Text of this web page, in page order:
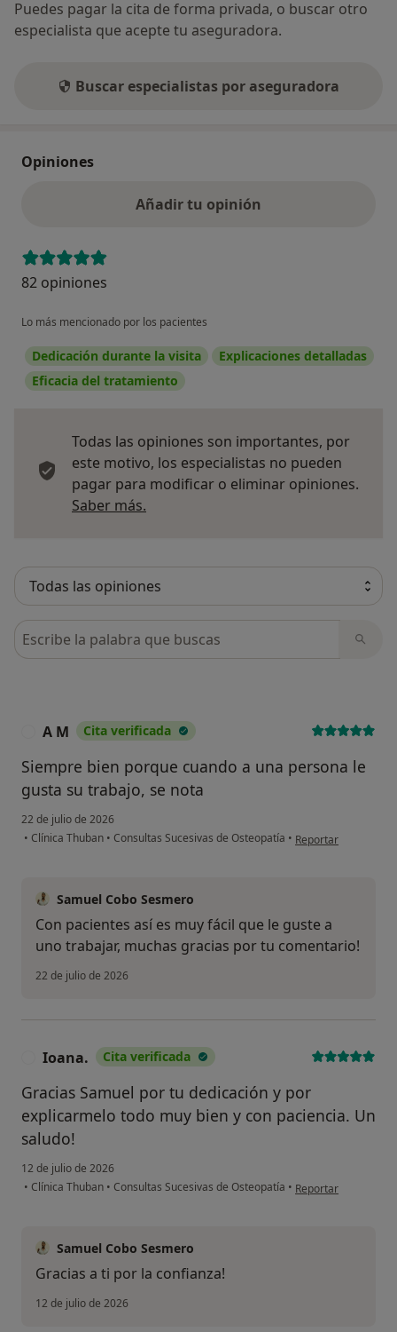
Puedes pagar la cita de forma privada, o buscar otro
especialista que acepte tu aseguradora.
Buscar especialistas por aseguradora
Opiniones
Añadir tu opinión
82 opiniones
Lo más mencionado por los pacientes
Dedicación durante la visita
Explicaciones detalladas
Eficacia del tratamiento
Todas las opiniones son importantes, por
este motivo, los especialistas no pueden
pagar para modificar o eliminar opiniones.
Saber más.
Busca en opiniones
A M Cita verificada
Siempre bien porque cuando a una persona le
gusta su trabajo, se nota
22 de julio de 2026
• Clínica Thuban • Consultas Sucesivas de Osteopatía • en opinión del
Reportar
Samuel Cobo Sesmero
Con pacientes así es muy fácil que le guste a
uno trabajar, muchas gracias por tu comentario!
22 de julio de 2026
Ioana. Cita verificada
Gracias Samuel por tu dedicación y por
explicarmelo todo muy bien y con paciencia. Un
saludo!
12 de julio de 2026
• Clínica Thuban • Consultas Sucesivas de Osteopatía • en opinión del
Reportar
Samuel Cobo Sesmero
Gracias a ti por la confianza!
12 de julio de 2026